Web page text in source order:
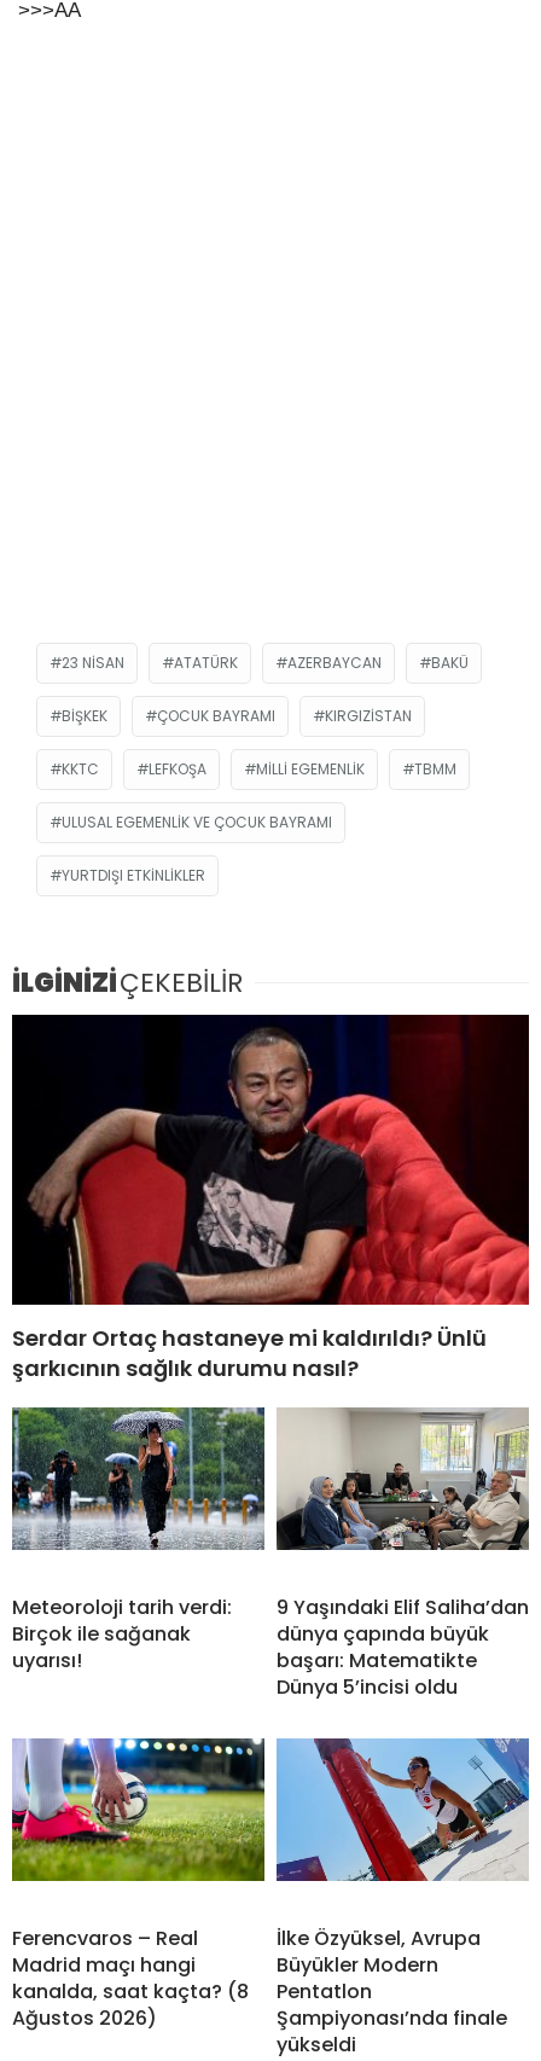
>>>AA
23 NISAN ATATÜRK AZERBAYCAN BAKÜ
BIŞKEK ÇOCUK BAYRAMI KIRGIZISTAN
KKTC LEFKOŞA MILLI EGEMENLIK TBMM
ULUSAL EGEMENLIK VE ÇOCUK BAYRAMI
YURTDIŞI ETKINLIKLER
İLGİNİZİÇEKEBİLİR
Serdar Ortaç hastaneye mi kaldırıldı? Ünlü
şarkıcının sağlık durumu nasıl?
Meteoroloji tarih verdi:
Birçok ile sağanak
uyarısı!
9 Yaşındaki Elif Saliha’dan
dünya çapında büyük
başarı: Matematikte
Dünya 5’incisi oldu
Ferencvaros – Real
Madrid maçı hangi
kanalda, saat kaçta? (8
Ağustos 2026)
İlke Özyüksel, Avrupa
Büyükler Modern
Pentatlon
Şampiyonası’nda finale
yükseldi